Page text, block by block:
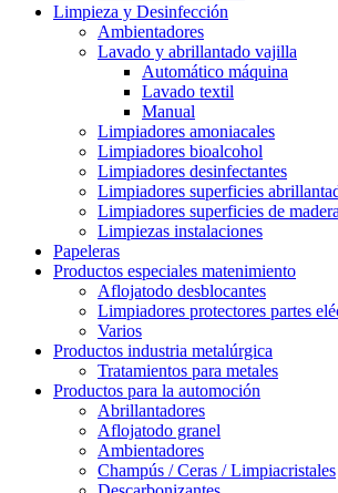
Limpieza y Desinfección
Ambientadores
Lavado y abrillantado vajilla
Automático máquina
Lavado textil
Manual
Limpiadores amoniacales
Limpiadores bioalcohol
Limpiadores desinfectantes
Limpiadores superficies
Limpiadores superficies de madera
Limpiezas instalaciones
Papeleras
Productos especiales matenimiento
Aflojatodo desblocantes
Limpiadores protectores partes
Varios
Productos industria metalúrgica
Tratamientos para metales
Productos para la automoción
Abrillantadores
Aflojatodo granel
Ambientadores
Champús / Ceras / Limpiacristales